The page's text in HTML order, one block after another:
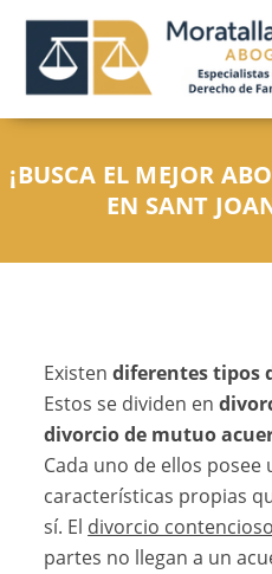
¡BUSCA EL MEJOR
EN SANT
Existendiferentes tipos
Estos se dividen en
divorcio de mutuo
Cada uno de ellos posee
características propias
sí. El divorcio contencioso
partes no llegan a un